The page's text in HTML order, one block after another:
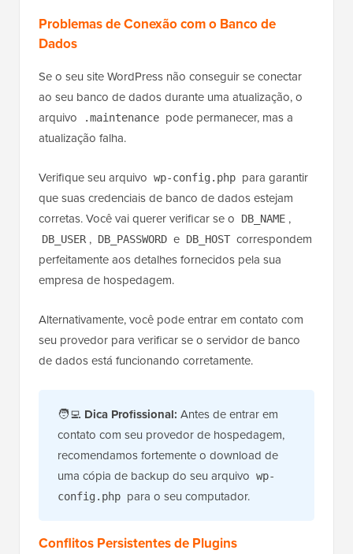
Problemas de Conexão com o Banco de
Dados
Se o seu site WordPress não conseguir se conectar
ao seu banco de dados durante uma atualização, o
arquivo
.maintenance pode permanecer, mas a
atualização falha.
Verifique seu arquivo wp-config.php para garantir
que suas credenciais de banco de dados estejam
corretas. Você vai querer verificar se o
DB_NAME ,
DB_USER , DB_PASSWORD e DB_HOST correspondem
perfeitamente aos detalhes fornecidos pela sua
empresa de hospedagem.
Alternativamente, você pode entrar em contato com
seu provedor para verificar se o servidor de banco
de dados está funcionando corretamente.
🧑‍💻 Dica Profissional: Antes de entrar em
contato com seu provedor de hospedagem,
recomendamos fortemente o download de
uma cópia de backup do seu arquivo wp-
config.php para o seu computador.
Conflitos Persistentes de Plugins